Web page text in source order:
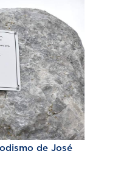
de José